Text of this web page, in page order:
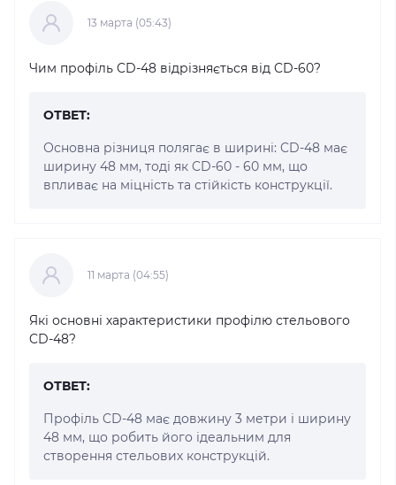
13 марта (05:43)
Чим профіль CD-48 відрізняється від CD-60?
ОТВЕТ:
Основна різниця полягає в ширині: CD-48 має
ширину 48 мм, тоді як CD-60 - 60 мм, що
впливає на міцність та стійкість конструкції.
11 марта (04:55)
Які основні характеристики профілю стельового
CD-48?
ОТВЕТ:
Профіль CD-48 має довжину 3 метри і ширину
48 мм, що робить його ідеальним для
створення стельових конструкцій.